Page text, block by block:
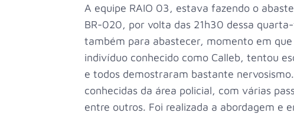
A equipe RAIO 03, estava fazendo o
BR-020, por volta das 21h30 dessa
também para abastecer, momento em
indivíduo conhecido como Calleb, tentou
e todos demostraram bastante
conhecidas da área policial, com várias
entre outros. Foi realizada a abordagem e